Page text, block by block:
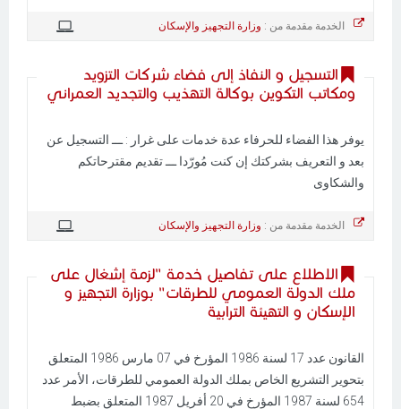
الخدمة مقدمة من : وزارة التجهيز والإسكان
التسجيل و النفاذ إلى فضاء شركات التزويد
ومكاتب التكوين بوكالة التهذيب والتجديد العمراني
يوفر هذا الفضاء للحرفاء عدة خدمات على غرار : ـــ التسجيل عن
بعد و التعريف بشركتك إن كنت مُورّدا ـــ تقديم مقترحاتكم
والشكاوى
الخدمة مقدمة من : وزارة التجهيز والإسكان
الاطلاع على تفاصيل خدمة "لزمة إشغال على
ملك الدولة العمومي للطرقات" بوزارة التجهيز و
الإسكان و التهيئة الترابية
القانون عدد 17 لسنة 1986 المؤرخ في 07 مارس 1986 المتعلق
بتحوير التشريع الخاص بملك الدولة العمومي للطرقات، الأمر عدد
654 لسنة 1987 المؤرخ في 20 أفريل 1987 المتعلق بضبط